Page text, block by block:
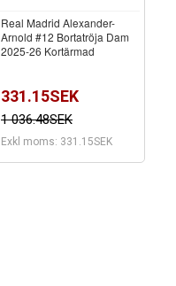
Real Madrid Alexander-
Arnold #12 Bortatröja Dam
2025-26 Kortärmad
331.15SEK
1 036.48SEK
Exkl moms: 331.15SEK